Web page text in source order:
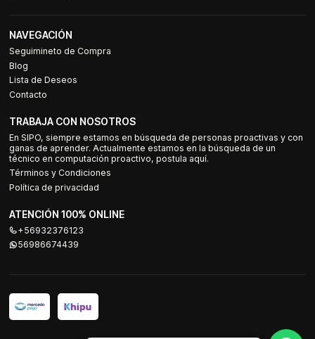
NAVEGACIÓN
Seguimineto de Compra
Blog
Lista de Deseos
Contacto
TRABAJA CON NOSOTROS
En SIPO, siempre estamos en búsqueda de personas proactivas y con
ganas de aprender. Actualmente estamos en la búsqueda de un
técnico en computación proactivo, postula aquí.
Términos y Condiciones
Política de privacidad
ATENCIÓN 100% ONLINE
+56932376123
56986674439